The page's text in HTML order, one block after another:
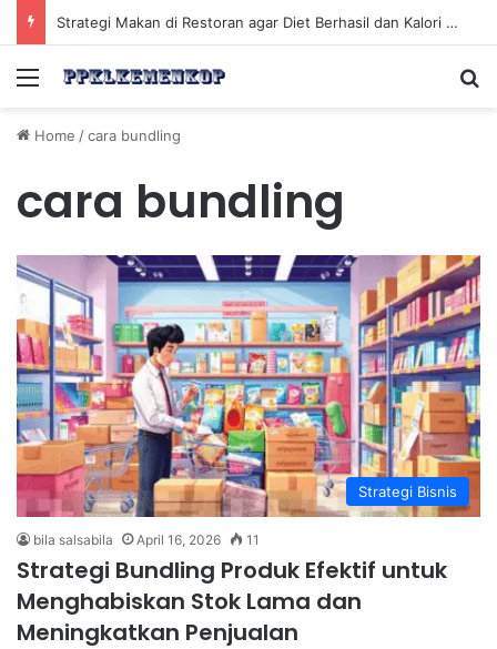
Strategi Makan di Restoran agar Diet Berhasil dan Kalori Tetap Terkontrol
Menu
Home /cara bundling
cara bundling
Strategi Bisnis
bila salsabila April 16, 2026 11
Strategi Bundling Produk Efektif untuk
Menghabiskan Stok Lama dan
Meningkatkan Penjualan